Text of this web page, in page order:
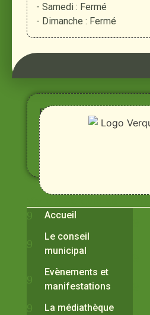
- Samedi : Fermé
- Dimanche : Fermé
Entre
Rhône,
Alpilles
et
Durance
Accueil
Le conseil
municipal
Evènements et
manifestations
La médiathèque